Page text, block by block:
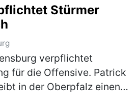
als Klas…(mehr)
Stürmer
verpflichtet
für die Offensive. Patrick
in der Oberpfalz einen